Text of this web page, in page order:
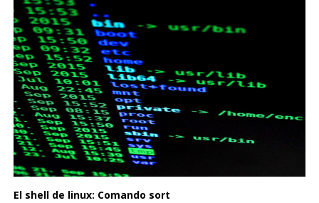
El shell de linux: Comando sort